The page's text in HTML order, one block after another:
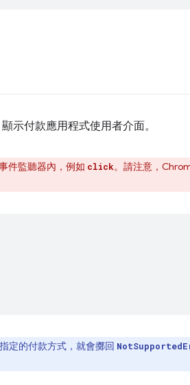
示付款應用程式使用者介面。
件監聽器內，例如 click。請注意，
定的付款方式，就會擲回